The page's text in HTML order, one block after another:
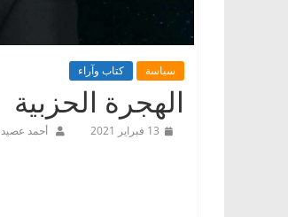
سياسة كتاب وآراء
الهجرة الحزبية
13 فبراير 2021 أحمد عصيد